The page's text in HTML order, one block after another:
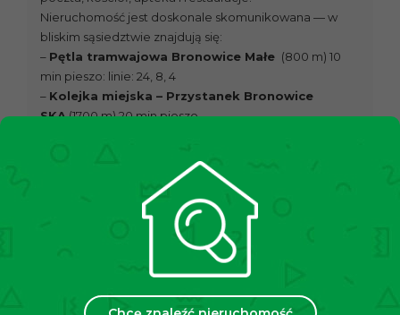
Nieruchomość jest doskonale skomunikowana — w
bliskim sąsiedztwie znajdują się:
– Pętla tramwajowa Bronowice Małe (800 m) 10
min pieszo: linie: 24, 8, 4
– Kolejka miejska – Przystanek Bronowice
SKA(1700 m) 20 min pieszo
Niedaleko jest również do krakowskich uczelni, takich
2500 zł(netto) czynsz + media
OFERTA NA WYŁĄCZNOŚĆ!